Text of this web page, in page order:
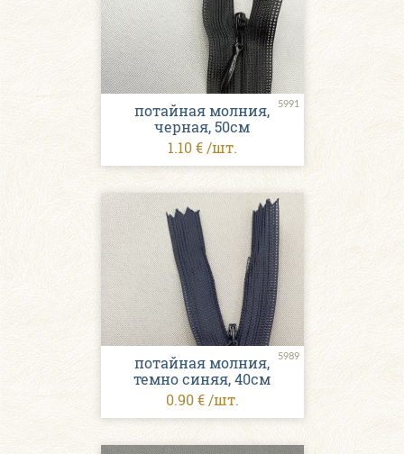
5991
потайная молния,
черная, 50см
1.10 € /шт.
5989
потайная молния,
темно синяя, 40см
0.90 € /шт.